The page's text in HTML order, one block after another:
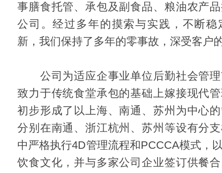
事膳食托管、承包及副食品、粮油农产
公司。经过多年的摸索与实践，不断稳
新，我们保持了多年的零事故，深受客户
公司为适应企事业单位后勤社会管理
致力于传统食堂承包的基础上嫁接现代
初步形成了以上海、南通、苏州为中心
分别在南通、浙江杭州、苏州等设有分
中严格执行4D管理流程和PCCCA模式，
饮食文化，并与多家公司企业签订供餐